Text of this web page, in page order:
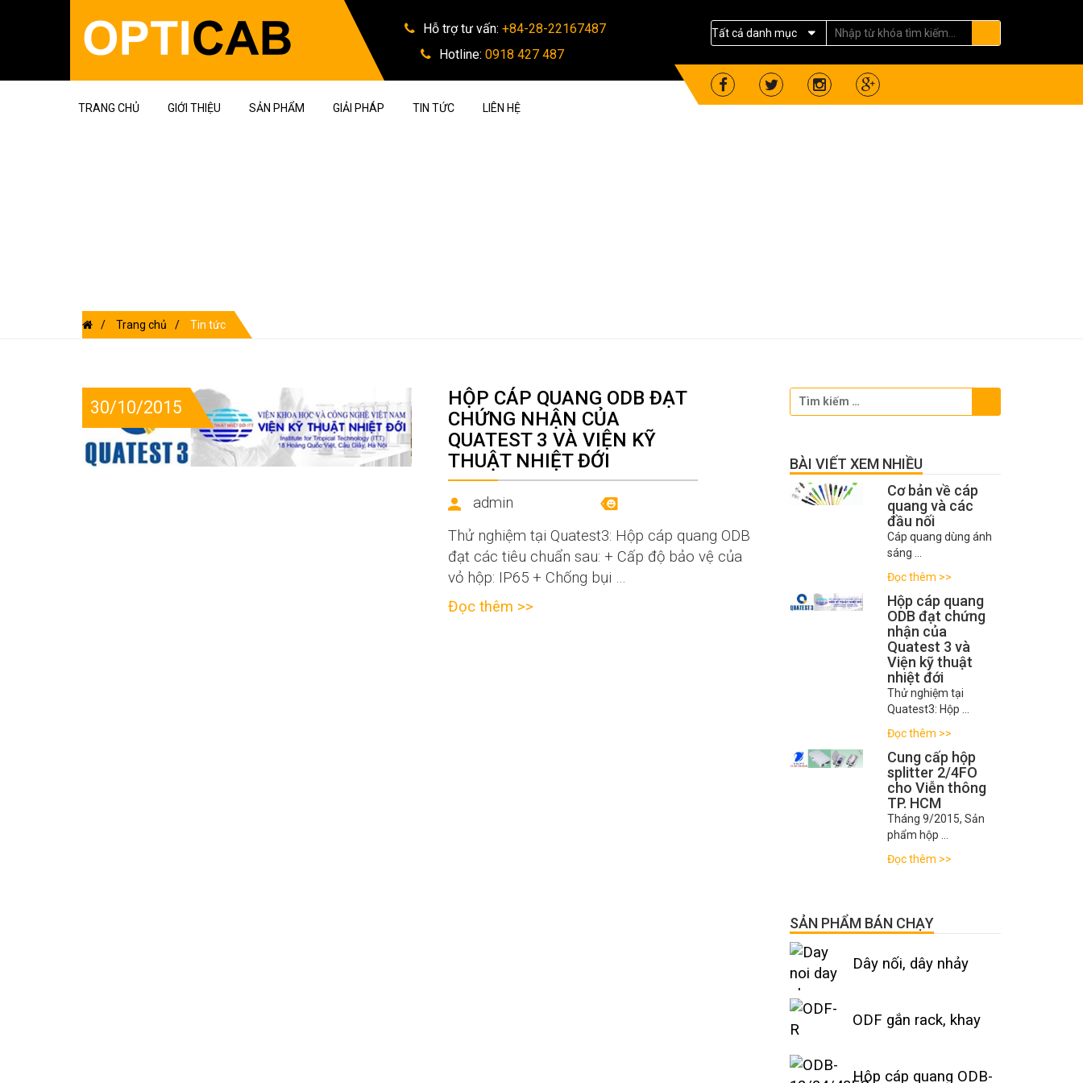
Hỗ trợ tư vấn: +84-28-22167487
Hotline: 0918 427 487
TRANG CHỦ GIỚI THIỆU SẢN PHẨM GIẢI PHÁP TIN TỨC LIÊN HỆ
Trang chủ Tin tức
30/10/2015
HỘP CÁP QUANG ODB ĐẠT
CHỨNG NHẬN CỦA
QUATEST 3 VÀ VIỆN KỸ
THUẬT NHIỆT ĐỚI
admin
Thử nghiệm tại Quatest3: Hộp cáp quang ODB
đạt các tiêu chuẩn sau: + Cấp độ bảo vệ của
vỏ hộp: IP65 + Chống bụi …
Đọc thêm >>
BÀI VIẾT XEM NHIỀU
Cơ bản về cáp
quang và các
đầu nối
Cáp quang dùng ánh
sáng …
Đọc thêm >>
Hộp cáp quang
ODB đạt chứng
nhận của
Quatest 3 và
Viện kỹ thuật
nhiệt đới
Thử nghiệm tại
Quatest3: Hộp …
Đọc thêm >>
Cung cấp hộp
splitter 2/4FO
cho Viễn thông
TP. HCM
Tháng 9/2015, Sản
phẩm hộp …
Đọc thêm >>
SẢN PHẨM BÁN CHẠY
Dây nối, dây nhảy
ODF gắn rack, khay
Hộp cáp quang ODB-